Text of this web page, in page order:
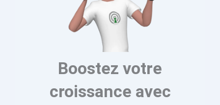
Boostez votre
croissance avec